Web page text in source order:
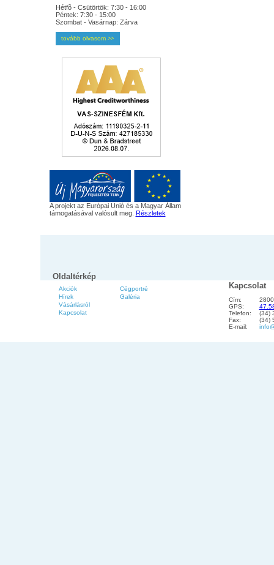
Hétfõ - Csütörtök: 7:30 - 16:00
Péntek: 7:30 - 15:00
Szombat - Vasárnap: Zárva
tovább olvasom >>
A projekt az Európai Unió és a Magyar Állam
támogatásával valósult meg. Részletek
Oldaltérkép
Akciók
Hírek
Vásárlásról
Kapcsolat
Cégportré
Galéria
Kapcsolat
Cím:
GPS:
Telefon:
(34)
Fax:
(34)
E-mail: